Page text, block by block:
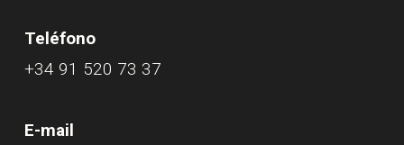
Teléfono
+34 91 520 73 37
E-mail